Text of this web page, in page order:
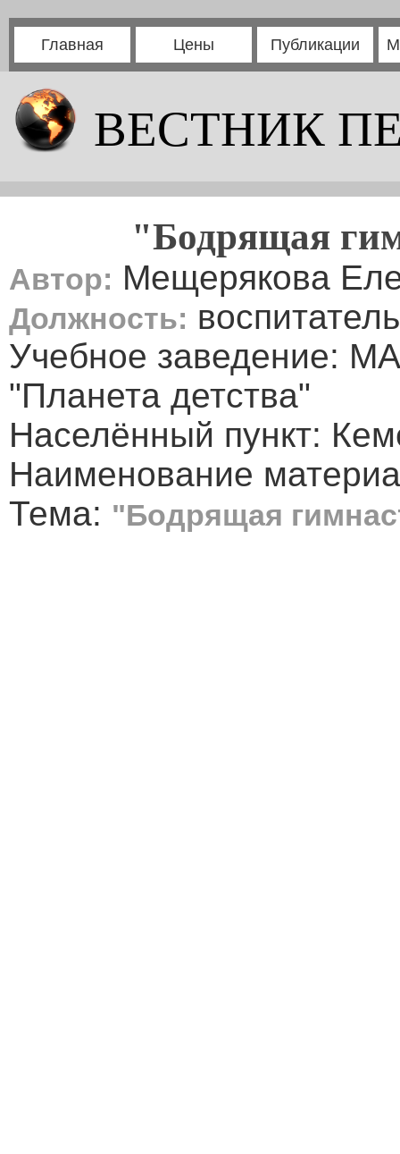
Главная Цены Публикации
ВЕСТНИК
"Бодрящая
Автор: Мещерякова
Должность: воспитатель
Учебное заведение:
"Планета детства"
Населённый пункт:
Наименование
Тема: "Бодрящая